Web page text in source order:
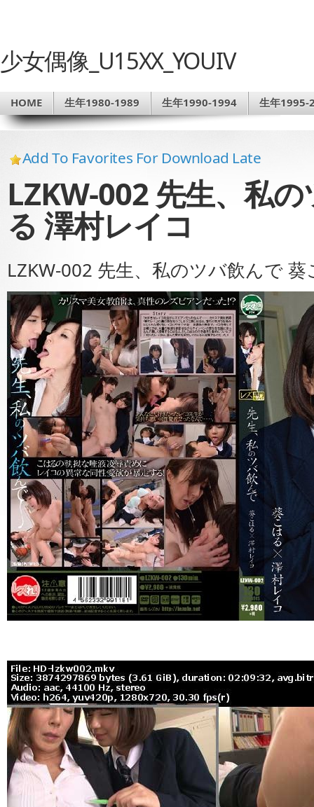
少女偶像_U15XX_YOUIV
HOME 生年1980-1989 生年1990-1994 生年1995-
Add To Favorites For Download Late
LZKW-002 先生、私
る 澤村レイコ
LZKW-002 先生、私のツバ飲んで